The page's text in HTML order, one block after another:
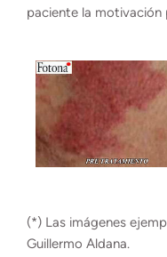
paciente la
(*) Las imágenes
Guillermo Aldana.